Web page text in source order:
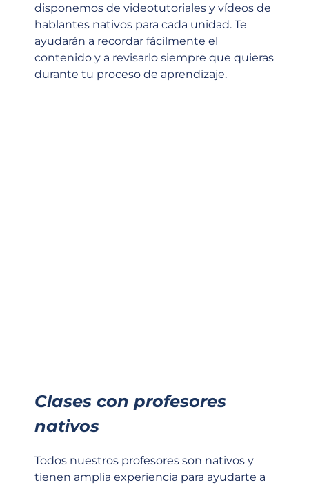
disponemos de videotutoriales y vídeos de
hablantes nativos para cada unidad. Te
ayudarán a recordar fácilmente el
contenido y a revisarlo siempre que quieras
durante tu proceso de aprendizaje.
Clases con profesores
nativos
Todos nuestros profesores son nativos y
tienen amplia experiencia para ayudarte a